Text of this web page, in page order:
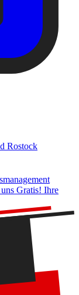
Rostock
Gratis! Ihre